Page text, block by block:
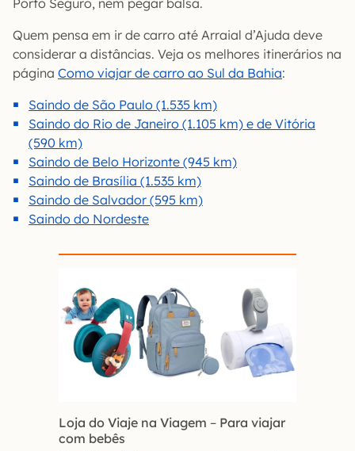
Quem pensa em ir de carro até Arraial d’Ajuda deve
considerar a distâncias. Veja os melhores itinerários na
página Como viajar de carro ao Sul da Bahia:
Saindo de São Paulo (1.535 km)
Saindo do Rio de Janeiro (1.105 km) e de Vitória
(590 km)
Saindo de Belo Horizonte (945 km)
Saindo de Brasília (1.535 km)
Saindo de Salvador (595 km)
Saindo do Nordeste
Loja do Viaje na Viagem – Para viajar
com bebês